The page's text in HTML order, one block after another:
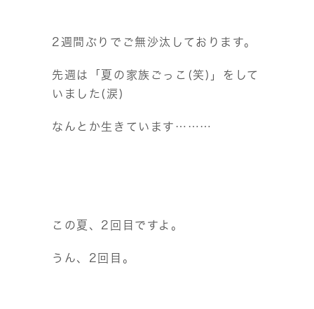
2週間ぶりでご無沙汰しております。
先週は「夏の家族ごっこ(笑)」をして
いました(涙)
なんとか生きています………
この夏、2回目ですよ。
うん、2回目。